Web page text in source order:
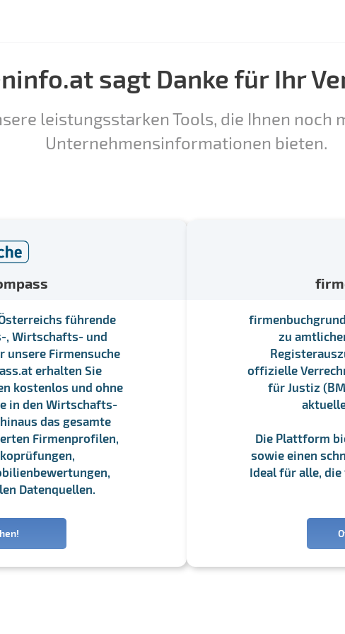
sagt Danke für Ihr
leistungsstarken Tools, die Ihnen noch
Unternehmensinformationen bieten.
führende
, Wirtschafts- und
unsere Firmensuche
erhalten Sie
kostenlos und ohne
in den Wirtschafts-
das gesamte
Firmenprofilen,
Datenquellen.
zu
offizielle
für Justiz
Die Plattform
sowie einen
Ideal für alle,